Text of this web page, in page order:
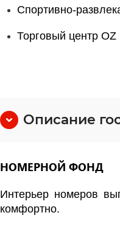
Спортивно-
Торговый центр
Описание
НОМЕРНОЙ ФОНД
Интерьер номеров
комфортно.